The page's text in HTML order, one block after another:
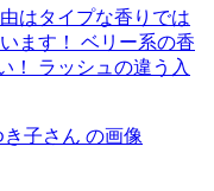
はタイプな香りでは
ます！ ベリー系の香
！ ラッシュの違う入